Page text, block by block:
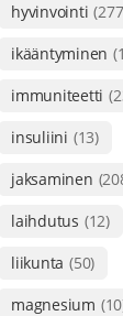
hyvinvointi
ikääntyminen
immuniteetti
insuliini (13)
jaksaminen
laihdutus (12)
liikunta (50)
magnesium